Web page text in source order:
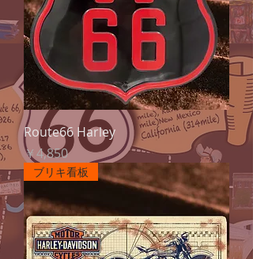
Route66 Harley
価格
￥4,850
ブリキ看板